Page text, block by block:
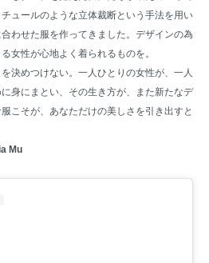
ュールのような立体裁断という手法を用い
わせた服を作ってきました。デザインの為
女性が心地よく着られるものを。
決めつけない。一人ひとりの女性が、一人
身にまとい、その生き方が、また新たなデ
こそが、あなただけの美しさを引き出すと
Mu